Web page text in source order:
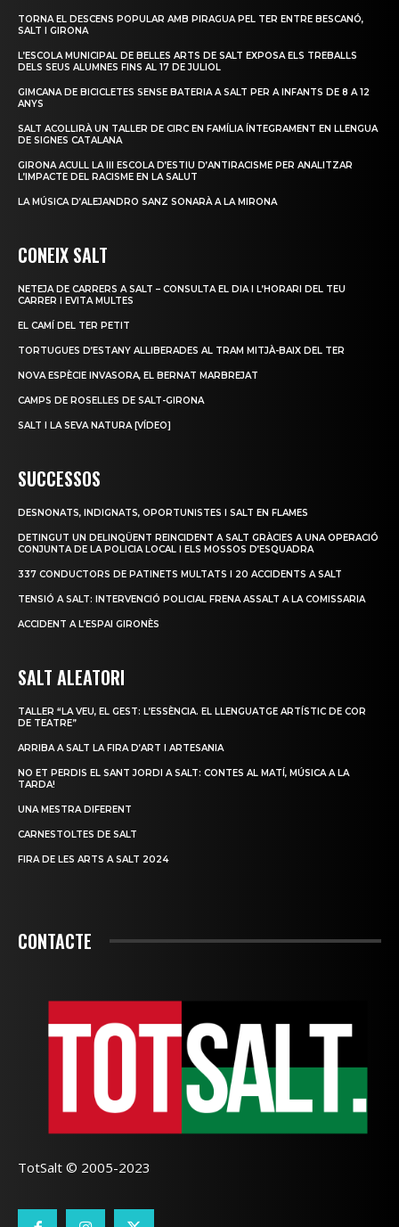
TORNA EL DESCENS POPULAR AMB PIRAGUA PEL TER ENTRE BESCANÓ,
SALT I GIRONA
L’ESCOLA MUNICIPAL DE BELLES ARTS DE SALT EXPOSA ELS TREBALLS
DELS SEUS ALUMNES FINS AL 17 DE JULIOL
GIMCANA DE BICICLETES SENSE BATERIA A SALT PER A INFANTS DE 8 A 12
ANYS
SALT ACOLLIRÀ UN TALLER DE CIRC EN FAMÍLIA ÍNTEGRAMENT EN LLENGUA
DE SIGNES CATALANA
GIRONA ACULL LA III ESCOLA D’ESTIU D’ANTIRACISME PER ANALITZAR
L’IMPACTE DEL RACISME EN LA SALUT
LA MÚSICA D’ALEJANDRO SANZ SONARÀ A LA MIRONA
CONEIX SALT
NETEJA DE CARRERS A SALT – CONSULTA EL DIA I L’HORARI DEL TEU
CARRER I EVITA MULTES
EL CAMÍ DEL TER PETIT
TORTUGUES D’ESTANY ALLIBERADES AL TRAM MITJÀ-BAIX DEL TER
NOVA ESPÈCIE INVASORA, EL BERNAT MARBREJAT
CAMPS DE ROSELLES DE SALT-GIRONA
SALT I LA SEVA NATURA [VÍDEO]
SUCCESSOS
DESNONATS, INDIGNATS, OPORTUNISTES I SALT EN FLAMES
DETINGUT UN DELINQÜENT REINCIDENT A SALT GRÀCIES A UNA OPERACIÓ
CONJUNTA DE LA POLICIA LOCAL I ELS MOSSOS D’ESQUADRA
337 CONDUCTORS DE PATINETS MULTATS I 20 ACCIDENTS A SALT
TENSIÓ A SALT: INTERVENCIÓ POLICIAL FRENA ASSALT A LA COMISSARIA
ACCIDENT A L’ESPAI GIRONÈS
SALT ALEATORI
TALLER “LA VEU, EL GEST: L’ESSÈNCIA. EL LLENGUATGE ARTÍSTIC DE COR
DE TEATRE”
ARRIBA A SALT LA FIRA D’ART I ARTESANIA
NO ET PERDIS EL SANT JORDI A SALT: CONTES AL MATÍ, MÚSICA A LA
TARDA!
UNA MESTRA DIFERENT
CARNESTOLTES DE SALT
FIRA DE LES ARTS A SALT 2024
CONTACTE
TotSalt © 2005-2023